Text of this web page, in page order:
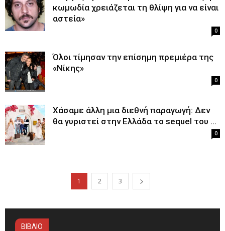
κωμωδία χρειάζεται τη θλίψη για να είναι
αστεία»
0
Όλοι τίμησαν την επίσημη πρεμιέρα της
«Νίκης»
0
Χάσαμε άλλη μια διεθνή παραγωγή: Δεν
θα γυριστεί στην Ελλάδα το sequel του ...
0
1 2 3
ΒΙΒΛΙΟ